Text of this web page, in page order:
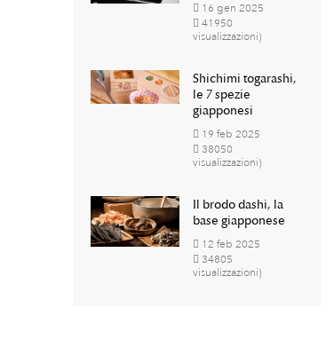
16 gen 2025
41950
visualizzazioni)
Shichimi togarashi,
le 7 spezie
giapponesi
19 feb 2025
38050
visualizzazioni)
Il brodo dashi, la
base giapponese
12 feb 2025
34805
visualizzazioni)